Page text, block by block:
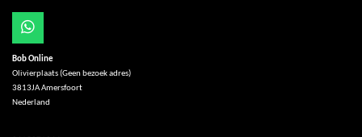
W
h
a
t
s
A
Bob Online
Olivierplaats (Geen bezoek adres)
3813JA Amersfoort
Nederland